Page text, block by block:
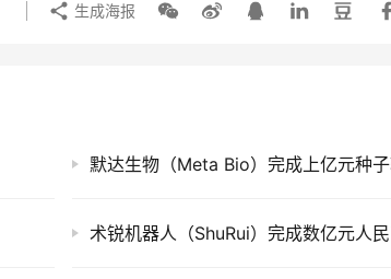
生成海报
术锐机器人（ShuRui）完成数亿元人